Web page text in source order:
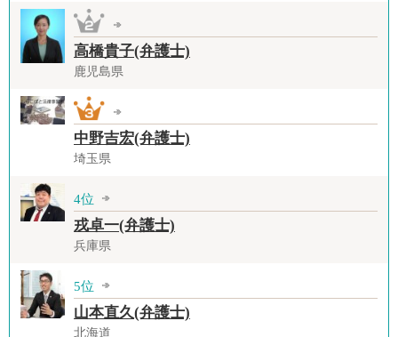
高橋貴子(弁護士)
鹿児島県
中野吉宏(弁護士)
埼玉県
4位
戎卓一(弁護士)
兵庫県
5位
山本直久(弁護士)
北海道